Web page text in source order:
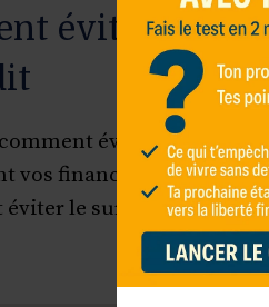
éviter les
éviter les pièges
vos finances. Conseils
éviter le surendettement